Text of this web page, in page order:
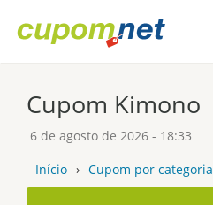
Cupom Kimono
6 de agosto de 2026 - 18:33
Início › Cupom por categoria